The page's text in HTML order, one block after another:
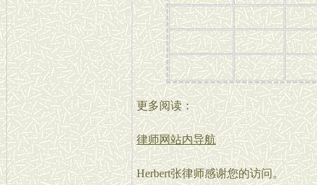
更多阅读：
律师网站内导航
Herbert张律师感谢您的访问。